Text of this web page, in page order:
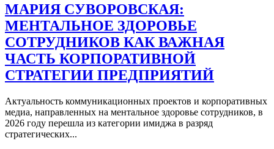
МАРИЯ СУВОРОВСКАЯ:
МЕНТАЛЬНОЕ ЗДОРОВЬЕ
СОТРУДНИКОВ КАК ВАЖНАЯ
ЧАСТЬ КОРПОРАТИВНОЙ
СТРАТЕГИИ ПРЕДПРИЯТИЙ
Актуальность коммуникационных проектов и корпоративных
медиа, направленных на ментальное здоровье сотрудников, в
2026 году перешла из категории имиджа в разряд
стратегических...